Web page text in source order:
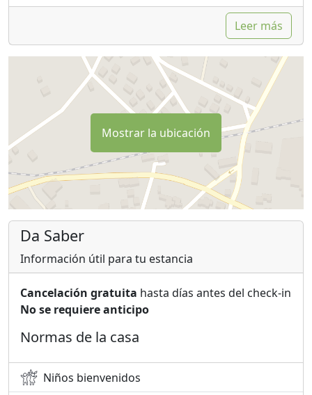
Leer más
Mostrar la ubicación
Da Saber
Información útil para tu estancia
Cancelación gratuita hasta días antes del check-in
No se requiere anticipo
Normas de la casa
Niños bienvenidos